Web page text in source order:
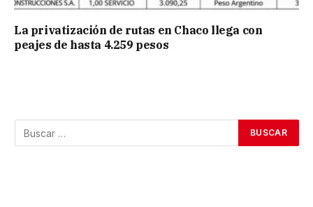
La privatización de rutas en Chaco llega con
peajes de hasta 4.259 pesos